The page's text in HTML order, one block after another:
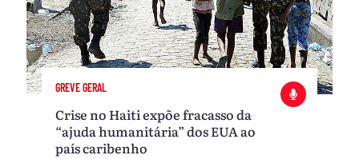
GREVE GERAL
Crise no Haiti expõe fracasso da
“ajuda humanitária” dos EUA ao
país caribenho